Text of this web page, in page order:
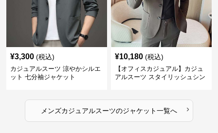
¥3,300 (税込)
カジュアルスーツ 涼やかシルエ
ット 七分袖ジャケット
¥10,180 (税込)
【オフィスカジュアル】カジュ
アルスーツ スタイリッシュシン
メンズカジュアルスーツのジャケット一覧へ ›